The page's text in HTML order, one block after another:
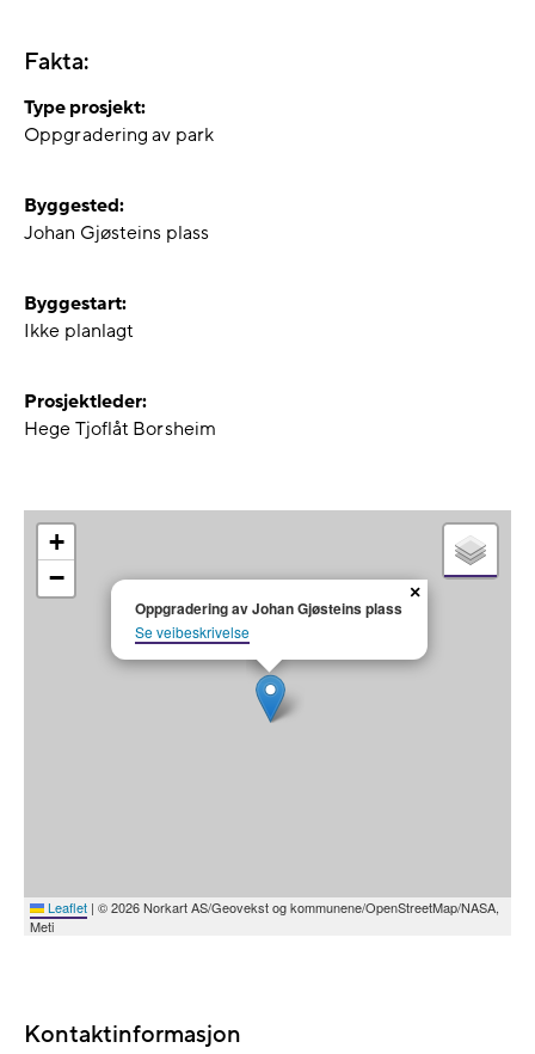
Fakta:
Type prosjekt:
Oppgradering av park
Byggested:
Johan Gjøsteins plass
Byggestart:
Ikke planlagt
Prosjektleder:
Hege Tjoflåt Borsheim
Oppgradering av Johan Gjøsteins plass
Se veibeskrivelse
×
+
−
Leaflet | © 2026 Norkart AS/Geovekst og kommunene/OpenStreetMap/NASA,
Meti
Kontaktinformasjon